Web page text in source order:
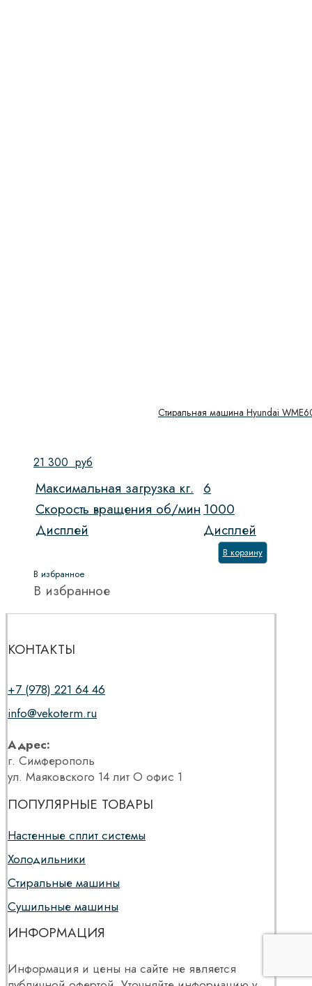
Стиральная машина Hyundai
21 300 руб
Максимальная загрузка кг. 6
Скорость вращения об/мин 1000
Дисплей
Дисплей
В корзину
В избранное
В избранное
КОНТАКТЫ
+7 (978) 221 64 46
info@vekoterm.ru
Адрес:
г. Симферополь
ул. Маяковского 14 лит О офис 1
ПОПУЛЯРНЫЕ ТОВАРЫ
Настенные сплит системы
Холодильники
Стиральные машины
Сушильные машины
ИНФОРМАЦИЯ
Информация и цены на сайте не является